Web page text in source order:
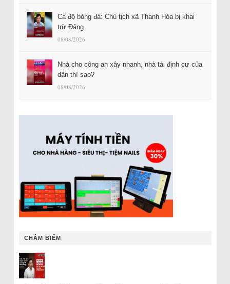
Cá độ bóng đá: Chủ tịch xã Thanh Hóa bị khai
trừ Đảng
08/08/2026
Nhà cho công an xây nhanh, nhà tái định cư của
dân thì sao?
08/08/2026
CHÂM BIẾM